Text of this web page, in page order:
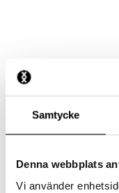
Samtycke
Denna webbplats
Vi använder